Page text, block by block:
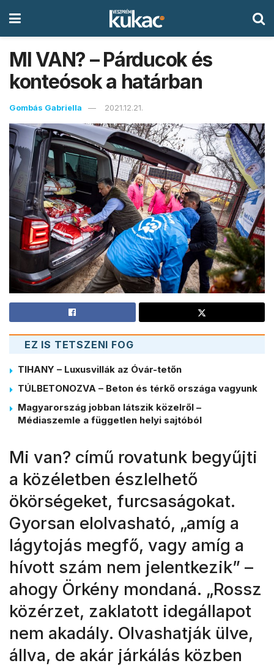
MI VAN? – Párducok és
konteósok a határban
Gombás Gabriella 2021.12.21.
EZ IS TETSZENI FOG
TIHANY – Luxusvillák az Óvár-tetőn
TÚLBETONOZVA – Beton és térkő országa vagyunk
Magyarország jobban látszik közelről –
Médiaszemle a független helyi sajtóból
Mi van? című rovatunk begyűjti
a közéletben észlelhető
ökörségeket, furcsaságokat.
Gyorsan elolvasható, „amíg a
lágytojás megfő, vagy amíg a
hívott szám nem jelentkezik” –
ahogy Örkény mondaná. „Rossz
közérzet, zaklatott idegállapot
nem akadály. Olvashatják ülve,
állva, de akár járkálás közben